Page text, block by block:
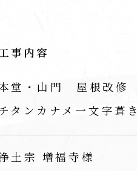
事内容
堂・山門 屋根改修
タンカナメ一文字葺き
土宗 増福寺様